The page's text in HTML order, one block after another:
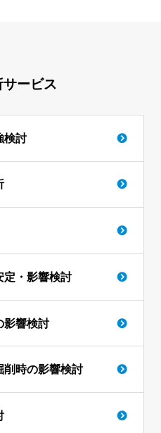
ービス
検討
定・影響検討
影響検討
削時の影響検討